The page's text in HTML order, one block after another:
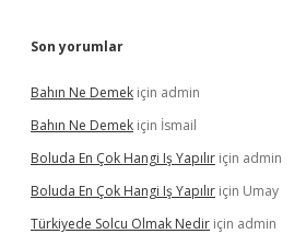
Son yorumlar
Bahın Ne Demek için admin
Bahın Ne Demek için İsmail
Boluda En Çok Hangi Iş Yapılır için admin
Boluda En Çok Hangi Iş Yapılır için Umay
Türkiyede Solcu Olmak Nedir için admin